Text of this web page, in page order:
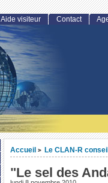
Accueil > Le CLAN-R
"Le sel des
Aide visiteur Contact